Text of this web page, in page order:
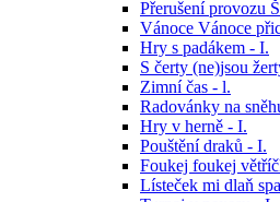
Přerušení provozu
Vánoce Vánoce
Hry s padákem - I.
S čerty (ne)jsou
Zimní čas - l.
Radovánky na
Hry v herně - I.
Pouštění draků - I.
Foukej foukej
Lísteček mi dlaň